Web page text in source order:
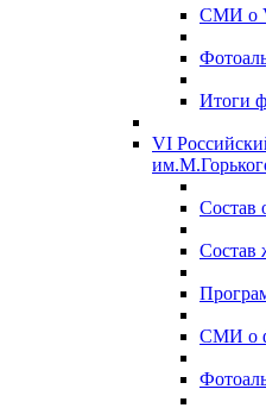
СМИ о
Итоги
VI
Состав
Состав
СМИ о